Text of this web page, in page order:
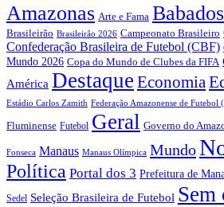
Amazonas Arte e Fama
Brasileirão Brasileirão 2026 Campeonato Brasileiro
Confederação Brasileira de Futebol (CBF)
Mundo 2026 Copa do Mundo de Clubes da FIFA
América Destaque Economia
Estádio Carlos Zamith Federação Amazonense de Futebol
Fluminense Futebol Geral Governo do
Fonseca Manaus Manaus Olímpica Mundo
Política Portal dos 3 Prefeitura de
Sedel Seleção Brasileira de Futebol Sem